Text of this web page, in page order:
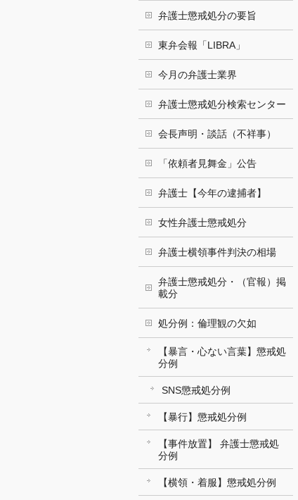
弁護士懲戒処分の要旨
東弁会報「LIBRA」
今月の弁護士業界
弁護士懲戒処分検索センター
会長声明・談話（不祥事）
「依頼者見舞金」公告
弁護士【今年の逮捕者】
女性弁護士懲戒処分
弁護士横領事件判決の相場
弁護士懲戒処分・（官報）掲
載分
処分例：倫理観の欠如
【暴言・心ない言葉】懲戒処
分例
SNS懲戒処分例
【暴行】懲戒処分例
【事件放置】 弁護士懲戒処
分例
【横領・着服】懲戒処分例